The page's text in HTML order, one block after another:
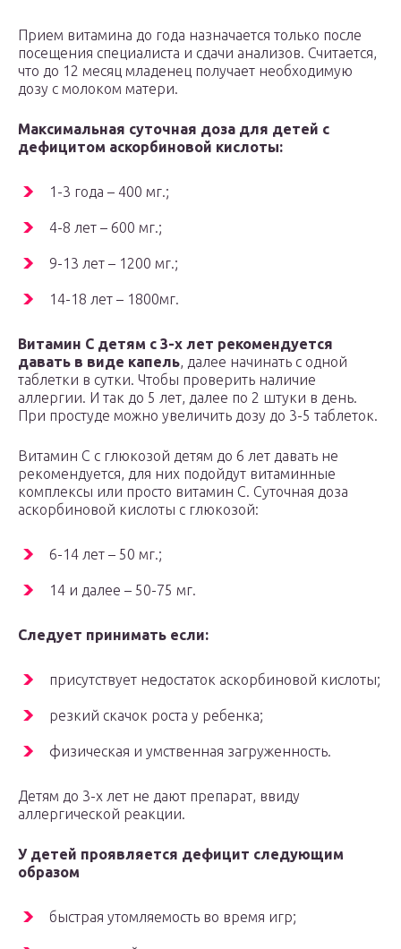
Прием витамина до года назначается только после
посещения специалиста и сдачи анализов. Считается,
что до 12 месяц младенец получает необходимую
дозу с молоком матери.
Максимальная суточная доза для детей с
дефицитом аскорбиновой кислоты:
1-3 года – 400 мг.;
4-8 лет – 600 мг.;
9-13 лет – 1200 мг.;
14-18 лет – 1800мг.
Витамин С детям с 3-х лет рекомендуется
давать в виде капель, далее начинать с одной
таблетки в сутки. Чтобы проверить наличие
аллергии. И так до 5 лет, далее по 2 штуки в день.
При простуде можно увеличить дозу до 3-5 таблеток.
Витамин С с глюкозой детям до 6 лет давать не
рекомендуется, для них подойдут витаминные
комплексы или просто витамин С. Суточная доза
аскорбиновой кислоты с глюкозой:
6-14 лет – 50 мг.;
14 и далее – 50-75 мг.
Следует принимать если:
присутствует недостаток аскорбиновой кислоты;
резкий скачок роста у ребенка;
физическая и умственная загруженность.
Детям до 3-х лет не дают препарат, ввиду
аллергической реакции.
У детей проявляется дефицит следующим
образом
быстрая утомляемость во время игр;